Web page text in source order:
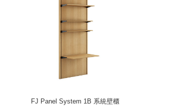
FJ Panel System 1B 系統壁櫃